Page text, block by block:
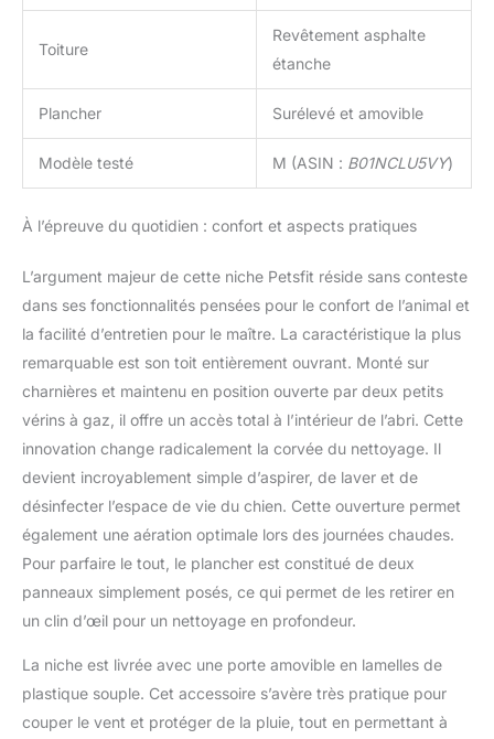
Toiture
Revêtement asphalte
étanche
Plancher Surélevé et amovible
Modèle testé M (ASIN : B01NCLU5VY)
À l’épreuve du quotidien : confort et aspects pratiques
L’argument majeur de cette niche Petsfit réside sans conteste
dans ses fonctionnalités pensées pour le confort de l’animal et
la facilité d’entretien pour le maître. La caractéristique la plus
remarquable est son toit entièrement ouvrant. Monté sur
charnières et maintenu en position ouverte par deux petits
vérins à gaz, il offre un accès total à l’intérieur de l’abri. Cette
innovation change radicalement la corvée du nettoyage. Il
devient incroyablement simple d’aspirer, de laver et de
désinfecter l’espace de vie du chien. Cette ouverture permet
également une aération optimale lors des journées chaudes.
Pour parfaire le tout, le plancher est constitué de deux
panneaux simplement posés, ce qui permet de les retirer en
un clin d’œil pour un nettoyage en profondeur.
La niche est livrée avec une porte amovible en lamelles de
plastique souple. Cet accessoire s’avère très pratique pour
couper le vent et protéger de la pluie, tout en permettant à